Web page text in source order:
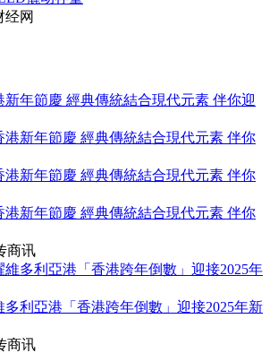
经网
年節慶 經典傳統結合現代元素 伴你迎
商讯
利亞港「香港跨年倒數」迎接2025年新
商讯